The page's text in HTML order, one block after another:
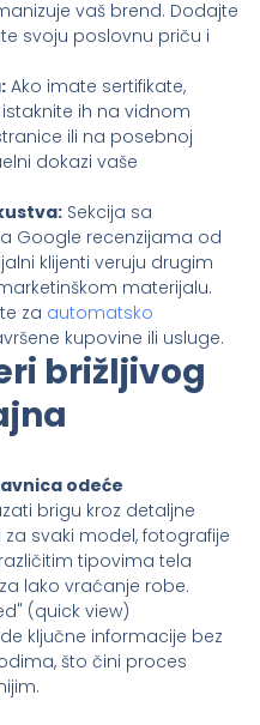
vaš brend. Dodajte
svoju poslovnu priču i
Ako imate sertifikate,
ih na vidnom
ili na posebnoj
dokazi vaše
Sekcija sa
Google recenzijama od
klijenti veruju drugim
materijalu.
za automatsko
kupovine ili usluge.
brižljivog
odeće
brigu kroz detaljne
svaki model, fotografije
tipovima tela
lako vraćanje robe.
(quick view)
ključne informacije bez
što čini proces